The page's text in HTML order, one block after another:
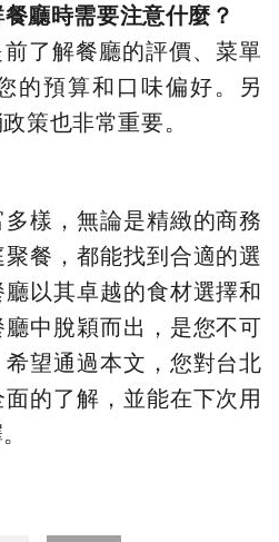
廳時需要注意什麼？
了解餐廳的評價、菜單
的預算和口味偏好。另
策也非常重要。
樣，無論是精緻的商務
餐，都能找到合適的選
以其卓越的食材選擇和
中脫穎而出，是您不可
望通過本文，您對台北
的了解，並能在下次用